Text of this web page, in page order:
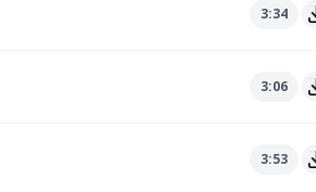
3:34
3:06
3:53